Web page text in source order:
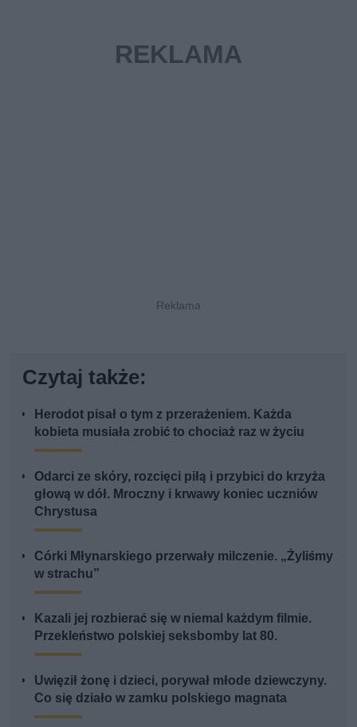
Czytaj także:
Herodot pisał o tym z przerażeniem. Każda
kobieta musiała zrobić to chociaż raz w życiu
Odarci ze skóry, rozcięci piłą i przybici do krzyża
głową w dół. Mroczny i krwawy koniec uczniów
Chrystusa
Córki Młynarskiego przerwały milczenie. „Żyliśmy
w strachu”
Kazali jej rozbierać się w niemal każdym filmie.
Przekleństwo polskiej seksbomby lat 80.
Uwięził żonę i dzieci, porywał młode dziewczyny.
Co się działo w zamku polskiego magnata